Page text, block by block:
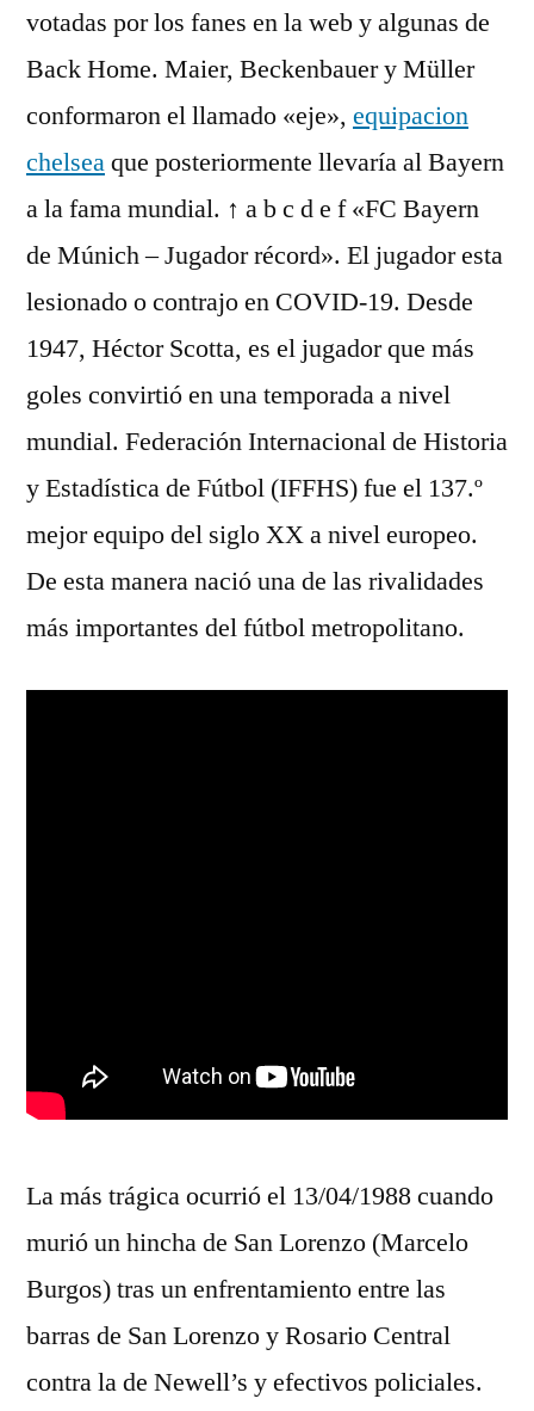
votadas por los fanes en la web y algunas de
Back Home. Maier, Beckenbauer y Müller
conformaron el llamado «eje», equipacion
chelseaque posteriormente llevaría al Bayern
a la fama mundial. ↑ a b c d e f «FC Bayern
de Múnich – Jugador récord». El jugador esta
lesionado o contrajo en COVID-19. Desde
1947, Héctor Scotta, es el jugador que más
goles convirtió en una temporada a nivel
mundial. Federación Internacional de Historia
y Estadística de Fútbol (IFFHS) fue el 137.º
mejor equipo del siglo XX a nivel europeo.
De esta manera nació una de las rivalidades
más importantes del fútbol metropolitano.
La más trágica ocurrió el 13/04/1988 cuando
murió un hincha de San Lorenzo (Marcelo
Burgos) tras un enfrentamiento entre las
barras de San Lorenzo y Rosario Central
contra la de Newell’s y efectivos policiales.